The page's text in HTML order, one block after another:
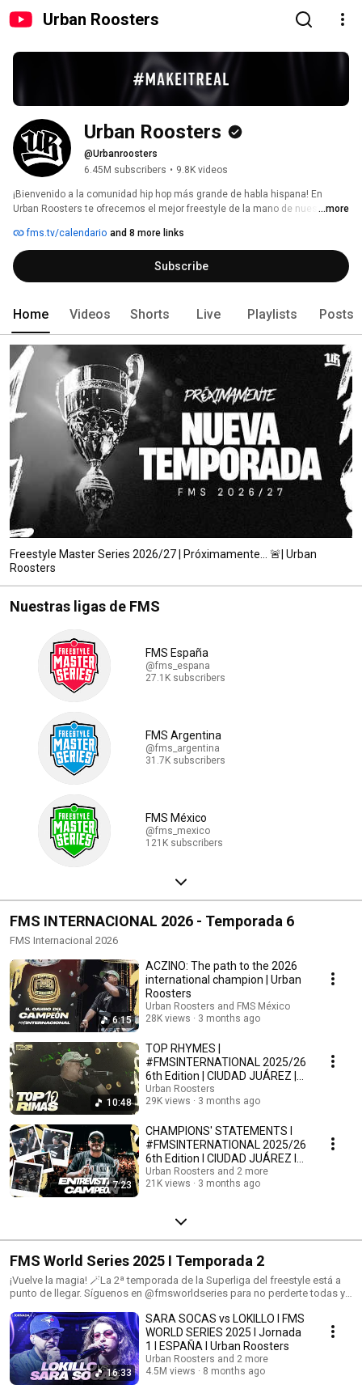
Urban Roosters
Urban Roosters
@Urbanroosters
6.45M subscribers • 9.8K videos
¡Bienvenido a la comunidad hip hop más grande de habla hispana! En
Urban Roosters te ofrecemos el mejor freestyle de la mano de nuestras
artistas de rap favoritos y la información que necesitas saber acerca de la
cultura urbana y todas sus vertientes.
...more
fms.tv/calendario and 8 more links
Subscribe
Home Videos Shorts Live Playlists Posts
Freestyle Master Series 2026/27 | Próximamente… 🚨| Urban
Roosters
Nuestras ligas de FMS
FMS España
@fms_espana
27.1K subscribers
FMS Argentina
@fms_argentina
31.7K subscribers
FMS México
@fms_mexico
121K subscribers
FMS INTERNACIONAL 2026 - Temporada 6
FMS Internacional 2026
6:15
ACZINO: The path to the 2026
international champion | Urban
Roosters
Urban Roosters and FMS México
28K views
3 months ago
10:48
TOP RHYMES |
#FMSINTERNATIONAL 2025/26
6th Edition | CIUDAD JUÁREZ |
Urban Roosters
Urban Roosters
29K views
3 months ago
7:23
CHAMPIONS' STATEMENTS I
#FMSINTERNATIONAL 2025/26
6th Edition I CIUDAD JUÁREZ I
Urban Roosters
Urban Roosters and 2 more
21K views
3 months ago
FMS World Series 2025 I Temporada 2
¡Vuelve la magia! 🪄La 2ª temporada de la Superliga del freestyle está a
punto de llegar. Síguenos en @fmsworldseries para no perderte todas y
temporada debut en la que Chuty salió campeón, ¿qué sucederá ahora?
🐐
16:33
SARA SOCAS vs LOKILLO I FMS
WORLD SERIES 2025 I Jornada
1 I ESPAÑA I Urban Roosters
Urban Roosters and 2 more
4.5M views
8 months ago